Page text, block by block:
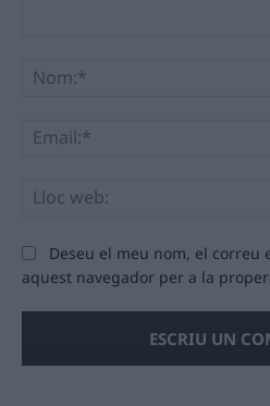
Deseu el meu nom, el correu
aquest navegador per a la